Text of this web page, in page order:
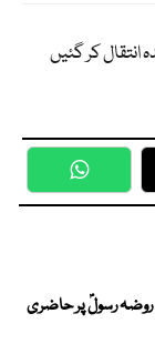
انتقال کر گئیں
روضہ رسولؐ پر حاضری